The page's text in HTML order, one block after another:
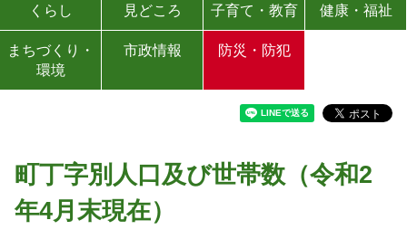
くらし 見どころ 子育て・教育 健康・福祉
まちづくり・
環境
市政情報 防災・防犯
町丁字別人口及び世帯数（令和2
年4月末現在）